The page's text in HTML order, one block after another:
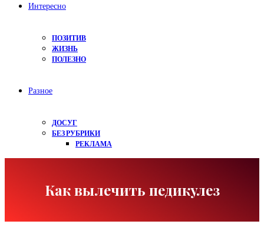
Интересно
ПОЗИТИВ
ЖИЗНЬ
ПОЛЕЗНО
Разное
ДОСУГ
БЕЗ РУБРИКИ
РЕКЛАМА
Как вылечить педикулез